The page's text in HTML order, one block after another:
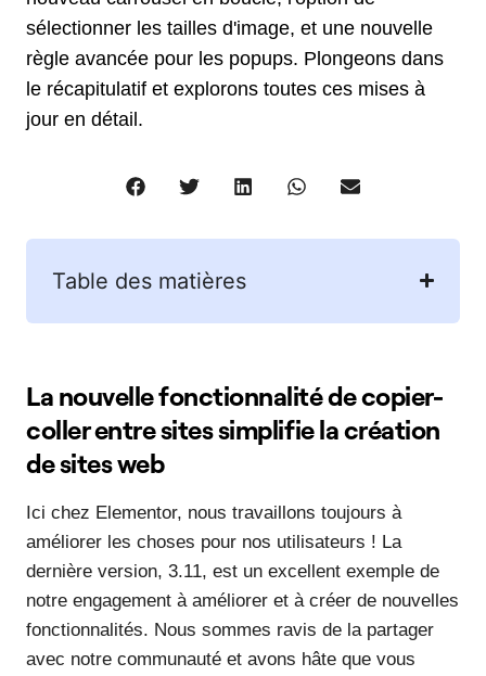
sélectionner les tailles d'image, et une nouvelle
règle avancée pour les popups. Plongeons dans
le récapitulatif et explorons toutes ces mises à
jour en détail.
Table des matières
La nouvelle fonctionnalité de copier-
coller entre sites simplifie la création
de sites web
Ici chez Elementor, nous travaillons toujours à
améliorer les choses pour nos utilisateurs ! La
dernière version, 3.11, est un excellent exemple de
notre engagement à améliorer et à créer de nouvelles
fonctionnalités. Nous sommes ravis de la partager
avec notre communauté et avons hâte que vous